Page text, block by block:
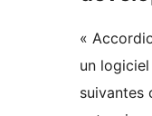
«
un
suivantes